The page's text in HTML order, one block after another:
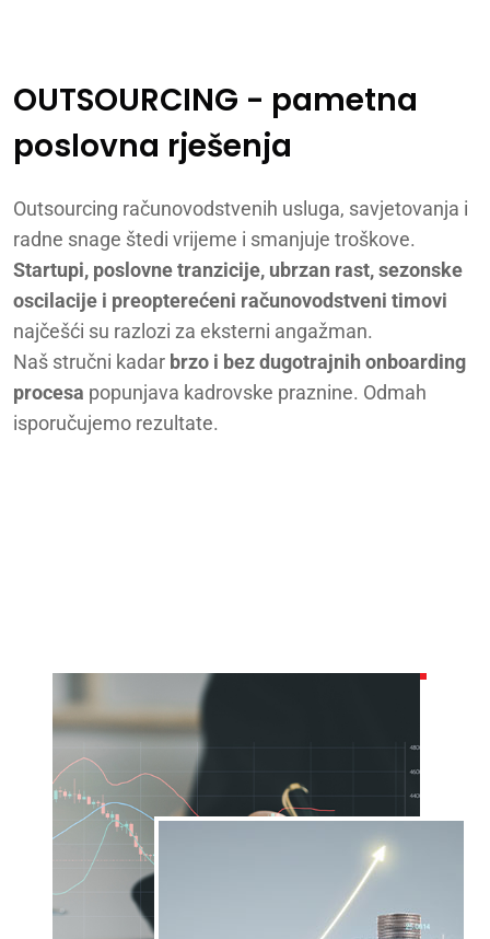
OUTSOURCING - pametna
poslovna rješenja
Outsourcing računovodstvenih usluga, savjetovanja i
radne snage štedi vrijeme i smanjuje troškove.
Startupi, poslovne tranzicije, ubrzan rast, sezonske
oscilacije i preopterećeni računovodstveni timovi
najčešći su razlozi za eksterni angažman.
Naš stručni kadar brzo i bez dugotrajnih onboarding
procesa popunjava kadrovske praznine. Odmah
isporučujemo rezultate.